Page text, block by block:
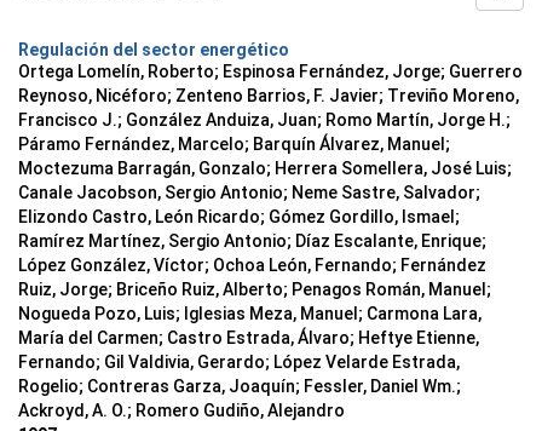
Regulación del sector energético
Ortega Lomelín, Roberto; Espinosa Fernández, Jorge; Guerrero
Reynoso, Nicéforo; Zenteno Barrios, F. Javier; Treviño Moreno,
Francisco J.; González Anduiza, Juan; Romo Martín, Jorge H.;
Páramo Fernández, Marcelo; Barquín Álvarez, Manuel;
Moctezuma Barragán, Gonzalo; Herrera Somellera, José Luis;
Canale Jacobson, Sergio Antonio; Neme Sastre, Salvador;
Elizondo Castro, León Ricardo; Gómez Gordillo, Ismael;
Ramírez Martínez, Sergio Antonio; Díaz Escalante, Enrique;
López González, Víctor; Ochoa León, Fernando; Fernández
Ruiz, Jorge; Briceño Ruiz, Alberto; Penagos Román, Manuel;
Nogueda Pozo, Luis; Iglesias Meza, Manuel; Carmona Lara,
María del Carmen; Castro Estrada, Álvaro; Heftye Etienne,
Fernando; Gil Valdivia, Gerardo; López Velarde Estrada,
Rogelio; Contreras Garza, Joaquín; Fessler, Daniel Wm.;
Ackroyd, A. O.; Romero Gudiño, Alejandro